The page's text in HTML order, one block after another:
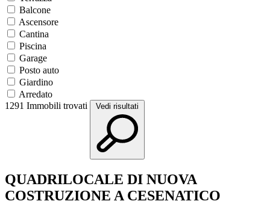
Balcone
Ascensore
Cantina
Piscina
Garage
Posto auto
Giardino
Arredato
1291 Immobili trovati Vedi risultati
QUADRILOCALE DI NUOVA
COSTRUZIONE A CESENATICO